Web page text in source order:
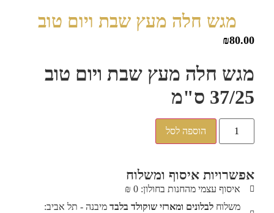
מגש חלה מעץ שבת ויום טוב
₪80.00
מגש חלה מעץ שבת ויום טוב
37/25 ס"מ
הוספה לסל
אפשרויות איסוף ומשלוח
איסוף עצמי מהחנות בחולון: 0 ₪
משלוחלבלונים ומארזי שוקולד בלבדמיבנה - תל אביב: